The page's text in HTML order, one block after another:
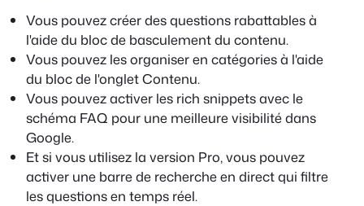
Vous pouvez créer des questions rabattables à
l'aide du bloc de basculement du contenu.
Vous pouvez les organiser en catégories à l'aide
du bloc de l'onglet Contenu.
Vous pouvez activer les rich snippets avec le
schéma FAQ pour une meilleure visibilité dans
Google.
Et si vous utilisez la version Pro, vous pouvez
activer une barre de recherche en direct qui filtre
les questions en temps réel.